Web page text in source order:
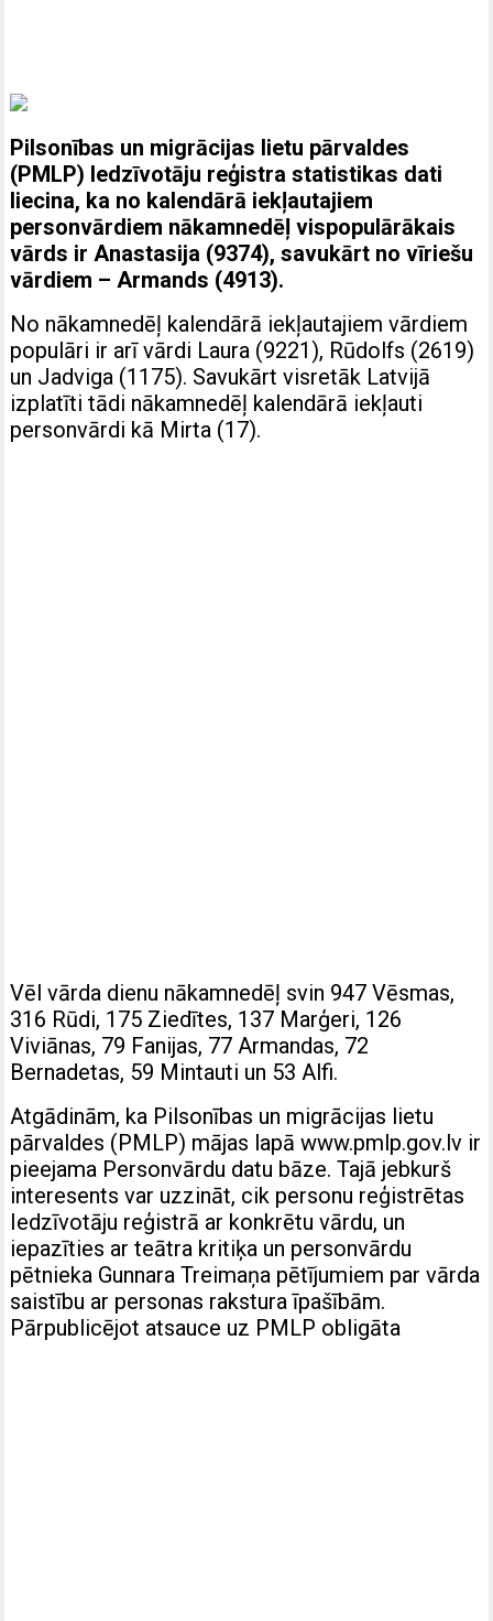
Pilsonības un migrācijas lietu pārvaldes
(PMLP) Iedzīvotāju reģistra statistikas dati
liecina, ka no kalendārā iekļautajiem
personvārdiem nākamnedēļ vispopulārākais
vārds ir Anastasija (9374), savukārt no vīriešu
vārdiem – Armands (4913).
No nākamnedēļ kalendārā iekļautajiem vārdiem
populāri ir arī vārdi Laura (9221), Rūdolfs (2619)
un Jadviga (1175). Savukārt visretāk Latvijā
izplatīti tādi nākamnedēļ kalendārā iekļauti
personvārdi kā Mirta (17).
Vēl vārda dienu nākamnedēļ svin 947 Vēsmas,
316 Rūdi, 175 Ziedītes, 137 Marģeri, 126
Viviānas, 79 Fanijas, 77 Armandas, 72
Bernadetas, 59 Mintauti un 53 Alfi.
Atgādinām, ka Pilsonības un migrācijas lietu
pārvaldes (PMLP) mājas lapā www.pmlp.gov.lv ir
pieejama Personvārdu datu bāze. Tajā jebkurš
interesents var uzzināt, cik personu reģistrētas
Iedzīvotāju reģistrā ar konkrētu vārdu, un
iepazīties ar teātra kritiķa un personvārdu
pētnieka Gunnara Treimaņa pētījumiem par vārda
saistību ar personas rakstura īpašībām.
Pārpublicējot atsauce uz PMLP obligāta